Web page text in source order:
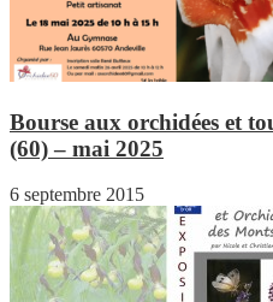
Bourse aux orchidées et
(60) – mai 2025
6 septembre 2015